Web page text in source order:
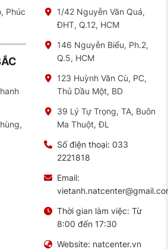
Phúc
1/42 Nguyễn Văn Quá,
ĐHT, Q.12, HCM
146 Nguyễn Biểu, Ph.2,
Q.5, HCM
123 Huỳnh Văn Cù, PC,
Thủ Dầu Một, BD
39 Lý Tự Trọng, TA, Buôn
Ma Thuột, ĐL
Số điện thoại: 033
2221818
Email:
Thời gian làm việc: Từ
8:00 đến 17:30
Website: natcenter.vn